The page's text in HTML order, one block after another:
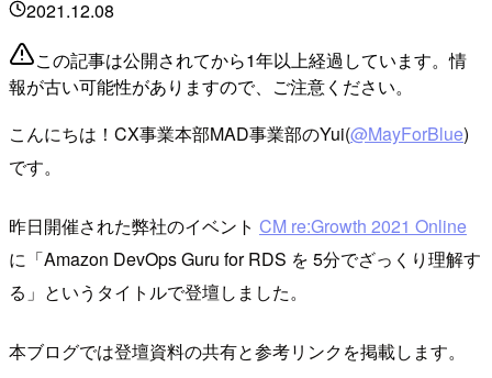
2021.12.08
この記事は公開されてから1年以上経過しています。情
報が古い可能性がありますので、ご注意ください。
こんにちは！CX事業本部MAD事業部のYui(@MayForBlue)
です。
昨日開催された弊社のイベント CM re:Growth 2021 Online
に「Amazon DevOps Guru for RDS を 5分でざっくり理解す
る」というタイトルで登壇しました。
本ブログでは登壇資料の共有と参考リンクを掲載します。